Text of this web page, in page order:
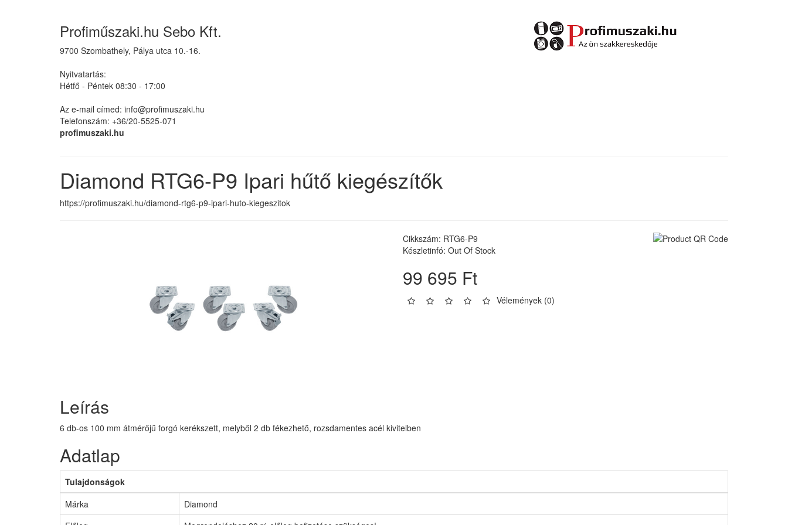
Profiműszaki.hu Sebo Kft.
9700 Szombathely, Pálya utca 10.-16.
Nyitvatartás:
Hétfő - Péntek 08:30 - 17:00
Az e-mail címed: info@profimuszaki.hu
Telefonszám: +36/20-5525-071
profimuszaki.hu
Diamond RTG6-P9 Ipari hűtő kiegészítők
https://profimuszaki.hu/diamond-rtg6-p9-ipari-huto-kiegeszitok
Cikkszám: RTG6-P9
Készletinfó: Out Of Stock
99 695 Ft
Vélemények (0)
Leírás
6 db-os 100 mm átmérőjű forgó kerékszett, melyből 2 db fékezhető, rozsdamentes acél kivitelben
Adatlap
Tulajdonságok
Márka
Diamond